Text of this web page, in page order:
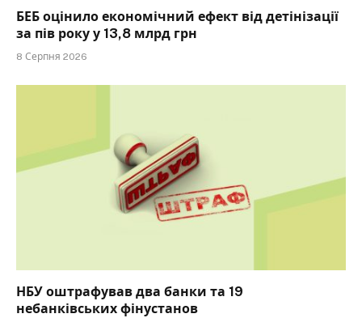
БЕБ оцінило економічний ефект від детінізації
за пів року у 13,8 млрд грн
8 Серпня 2026
НБУ оштрафував два банки та 19
небанківських фінустанов